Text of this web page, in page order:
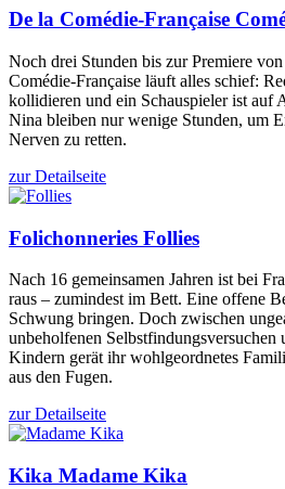
De la Comédie-Française
Noch drei Stunden bis zur Premiere
Comédie-Française läuft alles schief:
kollidieren und ein Schauspieler ist auf
Nina bleiben nur wenige Stunden, um
Nerven zu retten.
zur Detailseite
Folichonneries Follies
Nach 16 gemeinsamen Jahren ist bei
raus – zumindest im Bett. Eine offene
Schwung bringen. Doch zwischen
unbeholfenen Selbstfindungsversuchen
Kindern gerät ihr wohlgeordnetes
aus den Fugen.
zur Detailseite
Kika Madame Kika